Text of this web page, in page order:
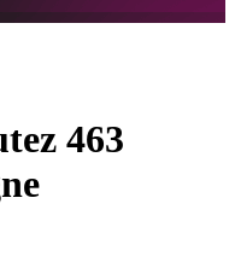
463